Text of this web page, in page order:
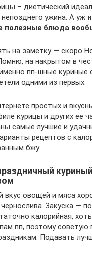
– диетический
ужина. А уж
полезные блюда
на заметку — скоро
на накрытом в
пп-шные куриные
одними из первых.
простых и
курицы и других ее
самые лучшие и
рецептов с
бжу.
вкус овощей и мяса
чернослива. Закуска —
калорийная,
пп, поэтому советую
Подавать